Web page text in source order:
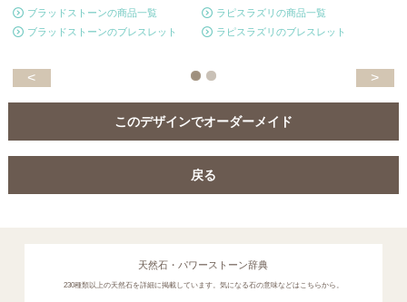
ブラッドストーンの商品一覧
ブラッドストーンのブレスレット
ラピスラズリの商品一覧
ラピスラズリのブレスレット
< >
このデザインでオーダーメイド
戻る
天然石・パワーストーン辞典
230種類以上の天然石を詳細に掲載しています。気になる石の意味などはこちらから。